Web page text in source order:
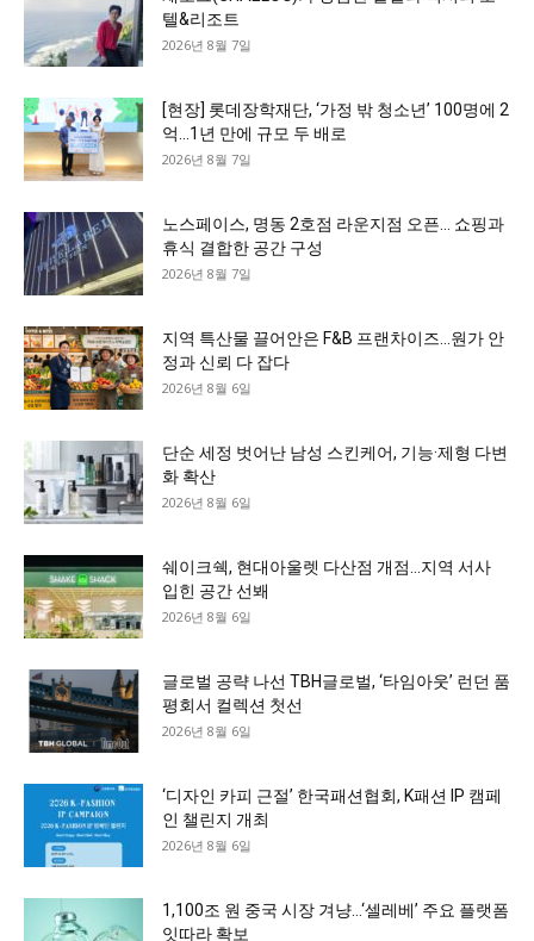
텔&리조트
2026년 8월 7일
[현장] 롯데장학재단, ‘가정 밖 청소년’ 100명에 2
억…1년 만에 규모 두 배로
2026년 8월 7일
노스페이스, 명동 2호점 라운지점 오픈… 쇼핑과
휴식 결합한 공간 구성
2026년 8월 7일
지역 특산물 끌어안은 F&B 프랜차이즈…원가 안
정과 신뢰 다 잡다
2026년 8월 6일
단순 세정 벗어난 남성 스킨케어, 기능·제형 다변
화 확산
2026년 8월 6일
쉐이크쉑, 현대아울렛 다산점 개점…지역 서사
입힌 공간 선봬
2026년 8월 6일
글로벌 공략 나선 TBH글로벌, ‘타임아웃’ 런던 품
평회서 컬렉션 첫선
2026년 8월 6일
‘디자인 카피 근절’ 한국패션협회, K패션 IP 캠페
인 챌린지 개최
2026년 8월 6일
1,100조 원 중국 시장 겨냥…‘셀레베’ 주요 플랫폼
잇따라 확보